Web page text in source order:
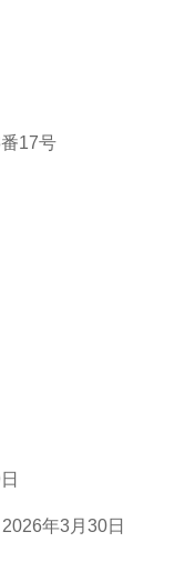
17号
2026年3月30日